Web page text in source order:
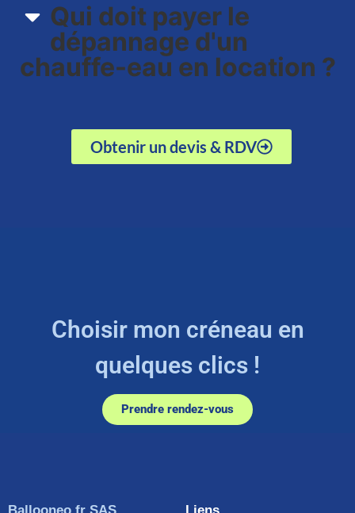
Qui doit payer le
dépannage d'un
chauffe-eau en location ?
Obtenir un devis & RDV
Choisir mon créneau en
quelques clics !
Prendre rendez-vous